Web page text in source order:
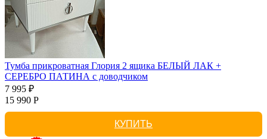
Тумба прикроватная Глория 2 ящика БЕЛЫЙ ЛАК +
СЕРЕБРО ПАТИНА с доводчиком
7 995 ₽
15 990 Р
КУПИТЬ